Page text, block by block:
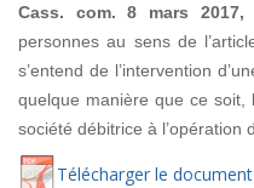
Cass. com. 8 mars 2017,
personnes au sens de
s’entend de l’intervention
quelque manière que ce soit,
société débitrice à l’opération
Télécharger le document